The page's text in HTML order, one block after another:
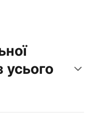
усього